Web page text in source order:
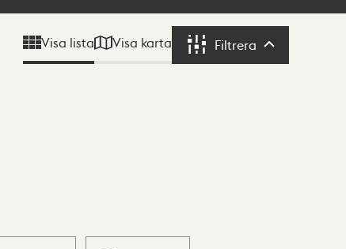
Visa lista Visa karta Filtrera Filtrera